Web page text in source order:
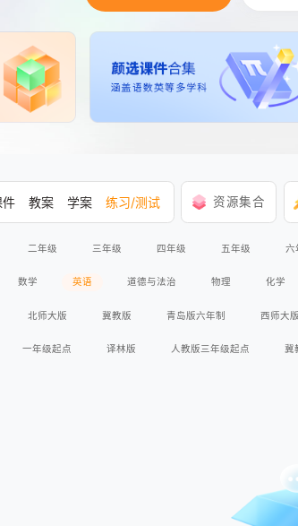
件 教案 学案 练习/测试 资源集合
二年级 三年级 四年级 五年级 六
数学 英语 道德与法治 物理 化学
北师大版 冀教版 青岛版六年制 西师大版
一年级起点 译林版 人教版三年级起点 冀